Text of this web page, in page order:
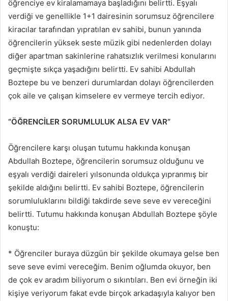
öğrenciye ev kiralamamaya başladığını belirtti. Eşyalı
verdiği ve genellikle 1+1 dairesinin sorumsuz öğrencilere
kiracılar tarafından yıpratılan ev sahibi, bunun yanında
öğrencilerin yüksek seste müzik gibi nedenlerden dolayı
diğer apartman sakinlerine rahatsızlık verilmesi konularını
geçmişte sıkça yaşadığını belirtti. Ev sahibi Abdullah
Boztepe bu ve benzeri durumlardan dolayı öğrencilerden
çok aile ve çalışan kimselere ev vermeye tercih ediyor.
“ÖĞRENCİLER SORUMLULUK ALSA EV VAR”
Öğrencilere karşı oluşan tutumu hakkında konuşan
Abdullah Boztepe, öğrencilerin sorumsuz olduğunu ve
eşyalı verdiği daireleri yılsonunda oldukça yıpranmış bir
şekilde aldığını belirtti. Ev sahibi Boztepe, öğrencilerin
sorumluluklarını bildiği takdirde seve seve ev vereceğini
belirtti. Tutumu hakkında konuşan Abdullah Boztepe şöyle
konuştu:
* Öğrenciler buraya düzgün bir şekilde okumaya gelse ben
seve seve evimi vereceğim. Benim oğlumda okuyor, ben
de çok ev aradım biliyorum o sıkıntıları. Ben evi örneğin iki
kişiye veriyorum fakat evde birçok arkadaşıyla kalıyor ben